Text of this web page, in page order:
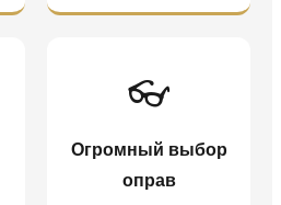
👓
Огромный выбор
оправ